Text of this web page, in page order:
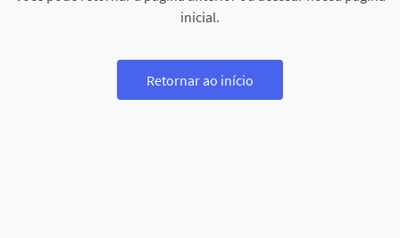
inicial.
Retornar ao início